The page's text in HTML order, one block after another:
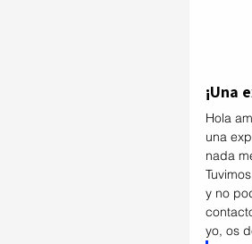
¡Una
Hola
una
nada
y no
yo, os